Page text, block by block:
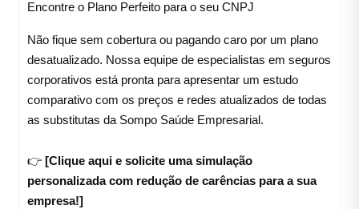
Encontre o Plano Perfeito para o seu CNPJ
Não fique sem cobertura ou pagando caro por um plano
desatualizado. Nossa equipe de especialistas em seguros
corporativos está pronta para apresentar um estudo
comparativo com os preços e redes atualizados de todas
as substitutas da Sompo Saúde Empresarial.
👉 [Clique aqui e solicite uma simulação
personalizada com redução de carências para a sua
empresa!]